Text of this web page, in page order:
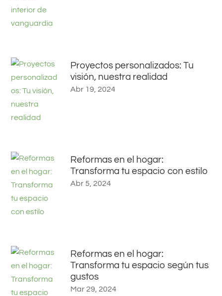
Proyectos personalizados: Tu
visión, nuestra realidad
Abr 19, 2024
Reformas en el hogar:
Transforma tu espacio con estilo
Abr 5, 2024
Reformas en el hogar:
Transforma tu espacio según tus
gustos
Mar 29, 2024